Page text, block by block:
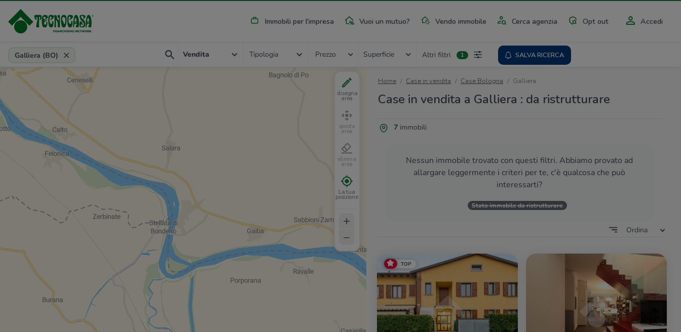
Immobili per l'impresa Vuoi un mutuo? Vendo immobile Cerca agenzia Opt out Accedi
Provincia, comune, zona, riferimento
Galliera (BO) Vendita Tipologia Prezzo Superficie Altri filtri 1 SALVA RICERCA
Home Case in vendita Case Bologna Galliera
Case in vendita a Galliera : da ristrutturare
7immobili
Nessun immobile trovato con questi filtri. Abbiamo provato ad
allargare leggermente i criteri per te, c'è qualcosa che può
interessarti?
Stato immobile da ristrutturare
Ordina
TOP
disegna
area
sposta
area
elimina
area
La tua
posizione
+
–